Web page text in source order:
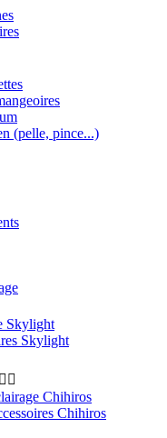
(pelle, pince...)
Skylight
Skylight
 
Chihiros
Chihiros